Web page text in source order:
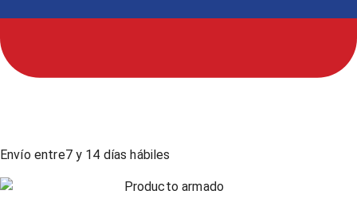
Envío entre7y 14 días hábiles
Producto armado